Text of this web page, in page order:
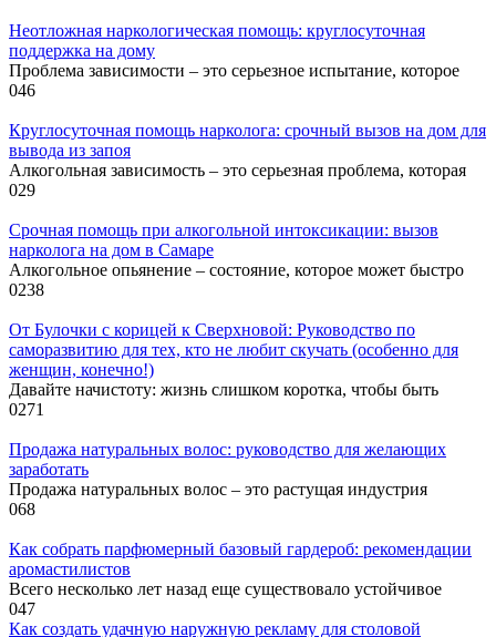
Неотложная наркологическая помощь: круглосуточная
поддержка на дому
Проблема зависимости – это серьезное испытание, которое
046
Круглосуточная помощь нарколога: срочный вызов на дом для
вывода из запоя
Алкогольная зависимость – это серьезная проблема, которая
029
Срочная помощь при алкогольной интоксикации: вызов
нарколога на дом в Самаре
Алкогольное опьянение – состояние, которое может быстро
0238
От Булочки с корицей к Сверхновой: Руководство по
саморазвитию для тех, кто не любит скучать (особенно для
женщин, конечно!)
Давайте начистоту: жизнь слишком коротка, чтобы быть
0271
Продажа натуральных волос: руководство для желающих
заработать
Продажа натуральных волос – это растущая индустрия
068
Как собрать парфюмерный базовый гардероб: рекомендации
аромастилистов
Всего несколько лет назад еще существовало устойчивое
047
Как создать удачную наружную рекламу для столовой